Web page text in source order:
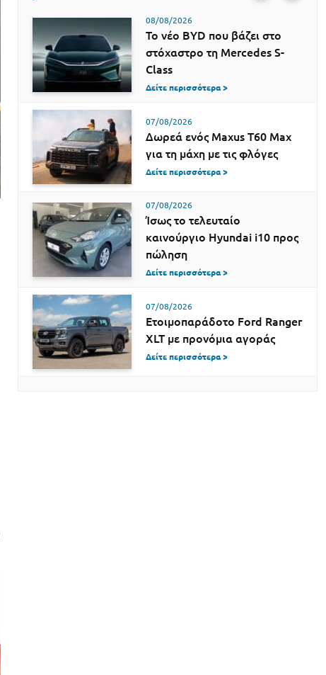
08/08/2026
Το νέο BYD που βάζει στο
στόχαστρο τη Mercedes S-
Class
Δείτε περισσότερα >
07/08/2026
Δωρεά ενός Maxus T60 Max
για τη μάχη με τις φλόγες
Δείτε περισσότερα >
07/08/2026
Ίσως το τελευταίο
καινούργιο Hyundai i10 προς
πώληση
Δείτε περισσότερα >
07/08/2026
Ετοιμοπαράδοτο Ford Ranger
XLT με προνόμια αγοράς
Δείτε περισσότερα >